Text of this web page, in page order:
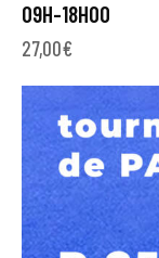
09H-18H00
27,00€